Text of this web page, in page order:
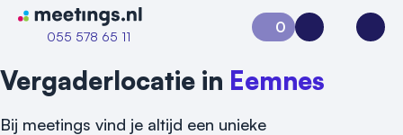
Naar home van Meetings
055 578 65 11
0
Aanvraag 0Inloggen
Vergaderlocatie in Eemnes
Bij meetings vind je altijd een unieke